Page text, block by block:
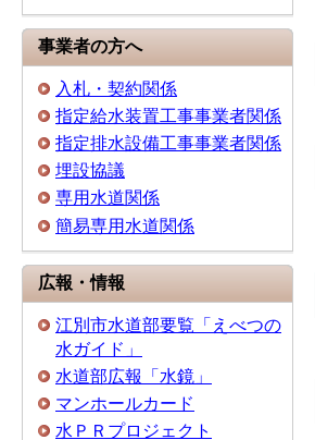
事業者の方へ
入札・契約関係
指定給水装置工事事業者関係
指定排水設備工事事業者関係
埋設協議
専用水道関係
簡易専用水道関係
広報・情報
江別市水道部要覧「えべつの
水ガイド」
水道部広報「水鏡」
マンホールカード
水ＰＲプロジェクト